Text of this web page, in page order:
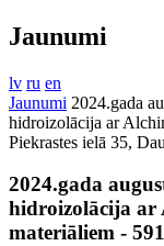
Jaunumi
lv ru en
Jaunumi 2024.gada
hidroizolācija ar
Piekrastes ielā 35,
2024.gada
hidroizolācija ar
materiāliem -